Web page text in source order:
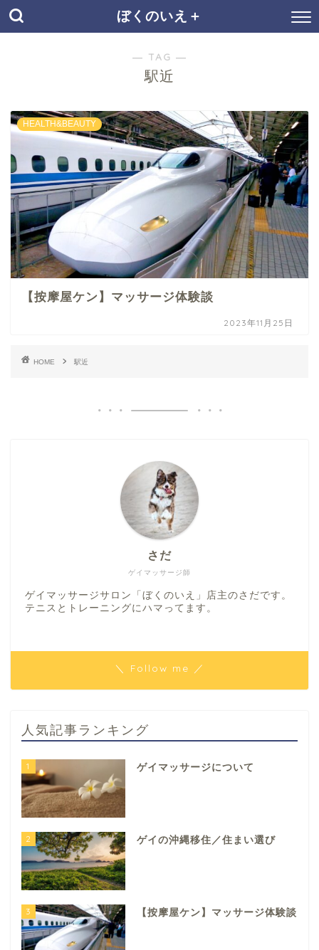
ぼくのいえ＋
― TAG ―
駅近
HEALTH&BEAUTY
【按摩屋ケン】マッサージ体験談
2023年11月25日
HOME 駅近
ゲイマッサージ師
さだ
ゲイマッサージサロン「ぼくのいえ」店主のさだです。
テニスとトレーニングにハマってます。
＼ Follow me ／
人気記事ランキング
1 ゲイマッサージについて
2 ゲイの沖縄移住／住まい選び
3 【按摩屋ケン】マッサージ体験談